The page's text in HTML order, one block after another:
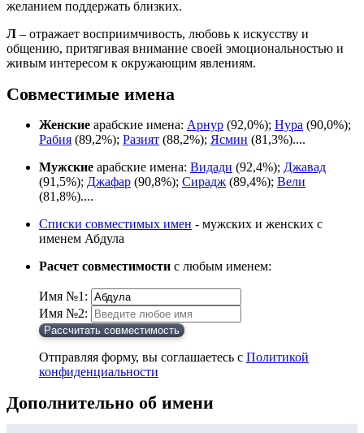
желанием поддержать близких.
Л – отражает восприимчивость, любовь к искусству и
общению, притягивая внимание своей эмоциональностью и
живым интересом к окружающим явлениям.
Совместимые имена
Женские арабские имена: Арнур (92,0%); Нура (90,0%);
Рабия (89,2%); Разият (88,2%); Ясмин (81,3%)....
Мужские арабские имена: Видади (92,4%); Джавад
(91,5%); Джафар (90,8%); Сирадж (89,4%); Вели
(81,8%)....
Списки совместимых имен - мужских и женских с
именем Абдула
Расчет совместимости с любым именем:
Имя №1:
Имя №2:
Рассчитать совместимость
Отправляя форму, вы соглашаетесь с Политикой
конфиденциальности
Дополнительно об имени